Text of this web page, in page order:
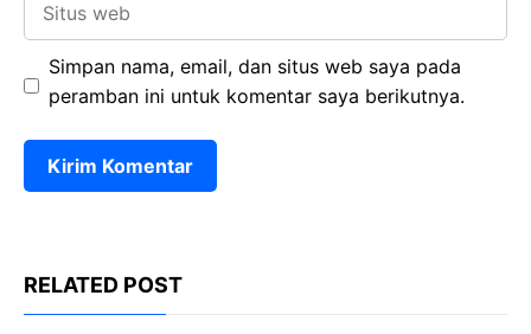
Simpan nama, email, dan situs web saya pada
peramban ini untuk komentar saya berikutnya.
RELATED POST